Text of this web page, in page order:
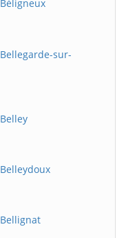
sur-